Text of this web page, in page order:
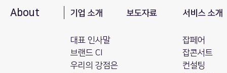
About 기업 소개 보도자료 서비스 소개
대표 인사말
브랜드 CI
​우리의 강점은
잡페어
잡콘서트
컨설팅